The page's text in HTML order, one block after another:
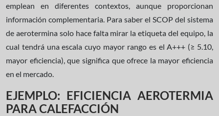
emplean en diferentes contextos, aunque proporcionan
información complementaria. Para saber el SCOP del sistema
de aerotermina solo hace falta mirar la etiqueta del equipo, la
cual tendrá una escala cuyo mayor rango es el A+++ (≥ 5.10,
mayor eficiencia), que significa que ofrece la mayor eficiencia
en el mercado.
EJEMPLO: EFICIENCIA AEROTERMIA
PARA CALEFACCIÓN